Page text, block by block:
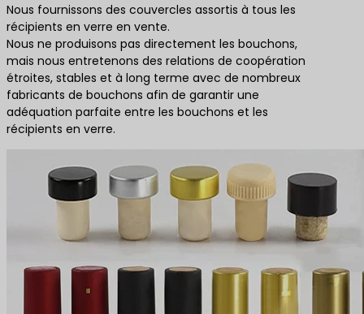
Nous fournissons des couvercles assortis à tous les
récipients en verre en vente.
Nous ne produisons pas directement les bouchons,
mais nous entretenons des relations de coopération
étroites, stables et à long terme avec de nombreux
fabricants de bouchons afin de garantir une
adéquation parfaite entre les bouchons et les
récipients en verre.